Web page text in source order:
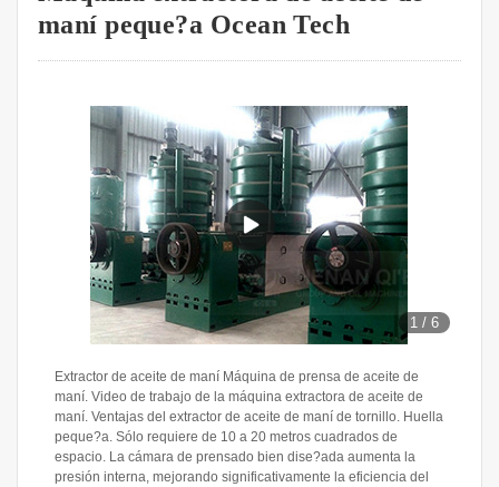
maní peque?a Ocean Tech
1 /6
Extractor de aceite de maní Máquina de prensa de aceite de
maní. Video de trabajo de la máquina extractora de aceite de
maní. Ventajas del extractor de aceite de maní de tornillo. Huella
peque?a. Sólo requiere de 10 a 20 metros cuadrados de
espacio. La cámara de prensado bien dise?ada aumenta la
presión interna, mejorando significativamente la eficiencia del